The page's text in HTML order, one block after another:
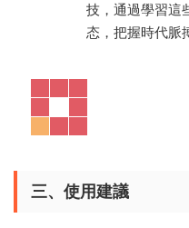
技，通過學習這
态，把握時代脈
三、使用建議